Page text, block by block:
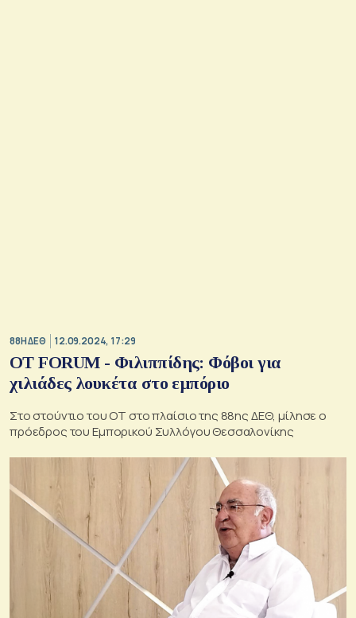
88Η ΔΕΘ 12.09.2024, 17:29
ΟΤ FORUM - Φιλιππίδης: Φόβοι για
χιλιάδες λουκέτα στο εμπόριο
Στο στούντιο του ΟΤ στο πλαίσιο της 88ης ΔΕΘ, μίλησε ο
πρόεδρος του Εμπορικού Συλλόγου Θεσσαλονίκης